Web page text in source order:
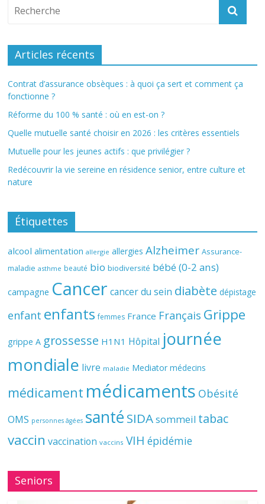
Articles récents
Contrat d’assurance obsèques : à quoi ça sert et comment ça
fonctionne ?
Réforme du 100 % santé : où en est-on ?
Quelle mutuelle santé choisir en 2026 : les critères essentiels
Mutuelle pour les jeunes actifs : que privilégier ?
Redécouvrir la vie sereine en résidence senior, entre culture et
nature
Étiquettes
alcool alimentation allergie allergies Alzheimer Assurance-
maladie asthme beauté bio biodiversité bébé (0-2 ans)
campagne Cancer cancer du sein diabète dépistage
enfant enfants femmes France Français Grippe
grippe A grossesse H1N1 Hôpital journée
mondiale livre maladie Mediator médecins
médicament médicaments Obésité
OMS personnes âgées santé SIDAsommeil tabac
vaccin vaccination vaccins VIH épidémie
Seniors